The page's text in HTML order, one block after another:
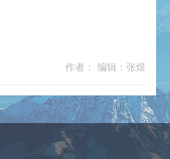
作者： 编辑：张煜